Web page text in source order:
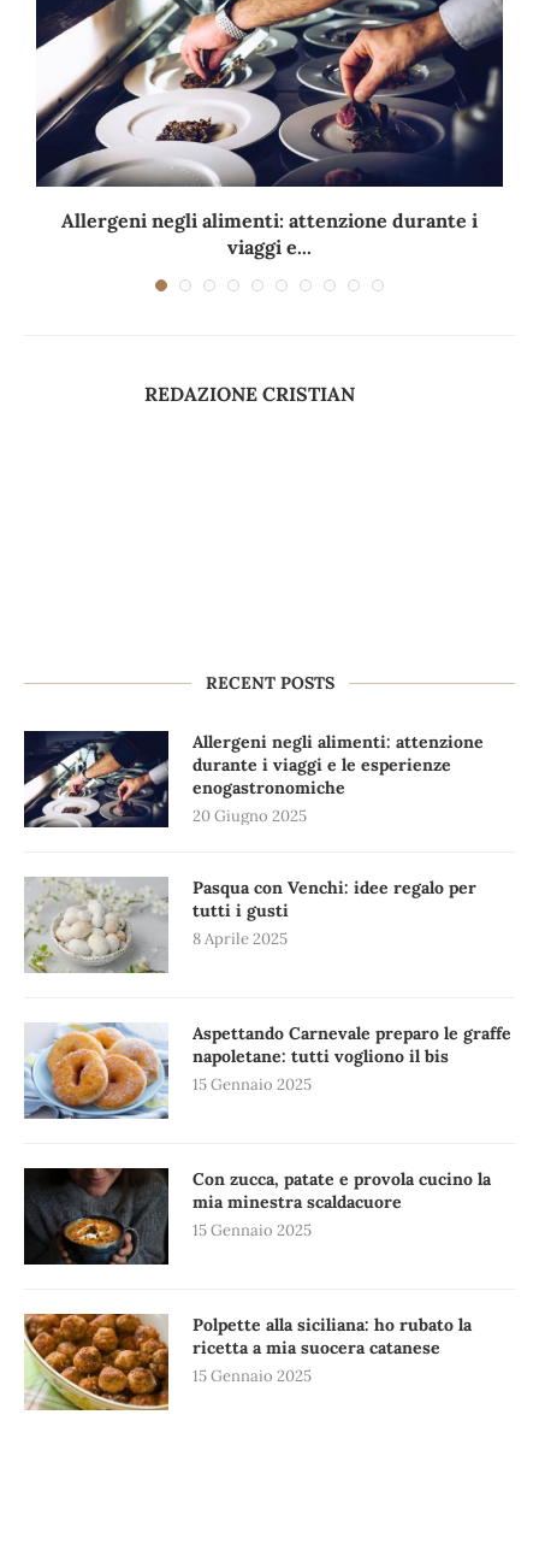
Allergeni negli alimenti: attenzione durante i
viaggi e...
REDAZIONE CRISTIAN
RECENT POSTS
Allergeni negli alimenti: attenzione
durante i viaggi e le esperienze
enogastronomiche
20 Giugno 2025
Pasqua con Venchi: idee regalo per
tutti i gusti
8 Aprile 2025
Aspettando Carnevale preparo le graffe
napoletane: tutti vogliono il bis
15 Gennaio 2025
Con zucca, patate e provola cucino la
mia minestra scaldacuore
15 Gennaio 2025
Polpette alla siciliana: ho rubato la
ricetta a mia suocera catanese
15 Gennaio 2025